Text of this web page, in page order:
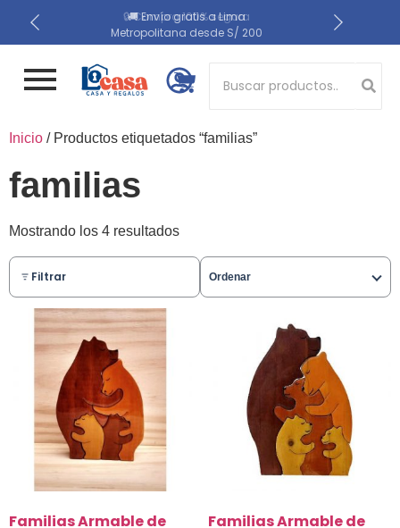
🚚 Envío gratis a Lima
Metropolitana desde S/ 200
🔒 Compra 100% segura
📍 Recojo en almacén el
mismo día
Button 1
Button 2
Inicio / Productos etiquetados “familias”
familias
Mostrando los 4 resultados
Filtrar Ordenar
Familias Armable de
Familias Armable de